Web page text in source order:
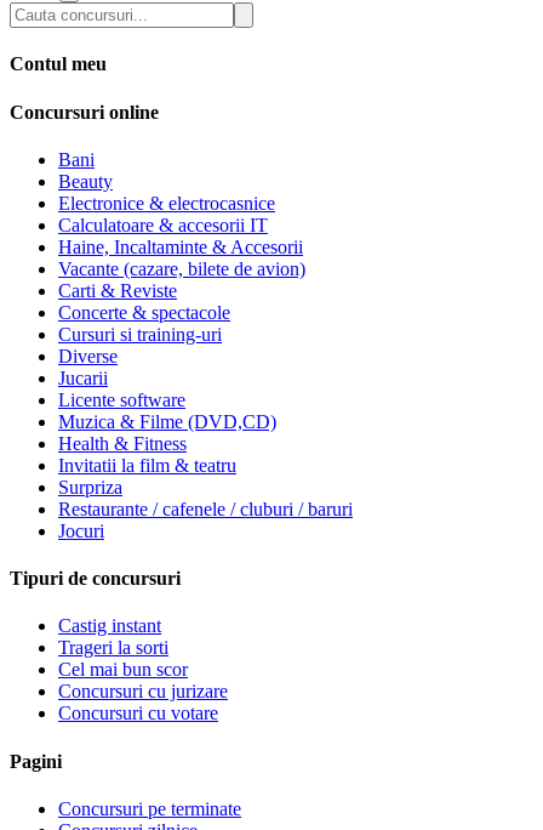
Contul meu
Concursuri online
Bani
Beauty
Electronice & electrocasnice
Calculatoare & accesorii IT
Haine, Incaltaminte & Accesorii
Vacante (cazare, bilete de avion)
Carti & Reviste
Concerte & spectacole
Cursuri si training-uri
Diverse
Jucarii
Licente software
Muzica & Filme (DVD,CD)
Health & Fitness
Invitatii la film & teatru
Surpriza
Restaurante / cafenele / cluburi / baruri
Jocuri
Tipuri de concursuri
Castig instant
Trageri la sorti
Cel mai bun scor
Concursuri cu jurizare
Concursuri cu votare
Pagini
Concursuri pe terminate